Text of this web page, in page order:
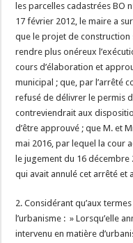
les parcelles cadastrées BO
17 février 2012, le maire a
que le projet de
rendre plus onéreux
cours d’élaboration et
municipal ; que, par l’arrêté
refusé de délivrer le permis
contreviendrait aux
d’être approuvé ; que M. et
mai 2016, par lequel la cour
le jugement du 16
qui avait annulé cet arrêté et
2. Considérant qu’aux
l’urbanisme : » Lorsqu’elle
intervenu en matière